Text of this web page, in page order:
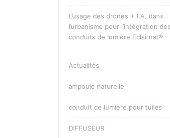
L’usage des drones + I.A. dans
l’urbanisme pour l’intégration des
conduits de lumière Eclairnat®
Actualités
ampoule naturelle
conduit de lumière pour tuiles
DIFFUSEUR